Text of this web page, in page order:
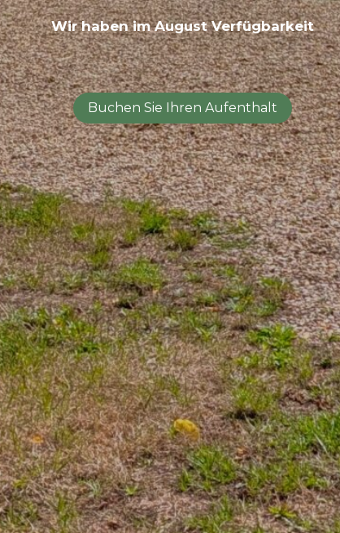
Wir haben im August Verfügbarkeit
Buchen Sie Ihren Aufenthalt